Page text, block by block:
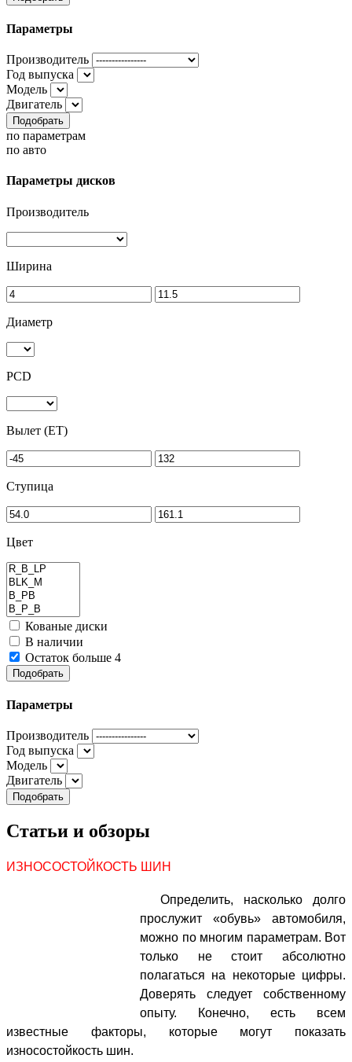
Параметры
Производитель
Год выпуска
Модель
Двигатель
Подобрать
по параметрам
по авто
Параметры дисков
Производитель
Ширина
Диаметр
PCD
Вылет (ET)
Ступица
Цвет
Кованые диски
В наличии
Остаток больше 4
Подобрать
Параметры
Производитель
Год выпуска
Модель
Двигатель
Подобрать
Статьи и обзоры
ИЗНОСОСТОЙКОСТЬ ШИН
Определить, насколько долго
прослужит «обувь» автомобиля,
можно по многим параметрам. Вот
только не стоит абсолютно
полагаться на некоторые цифры.
Доверять следует собственному
опыту. Конечно, есть всем
известные факторы, которые могут показать
износостойкость шин.